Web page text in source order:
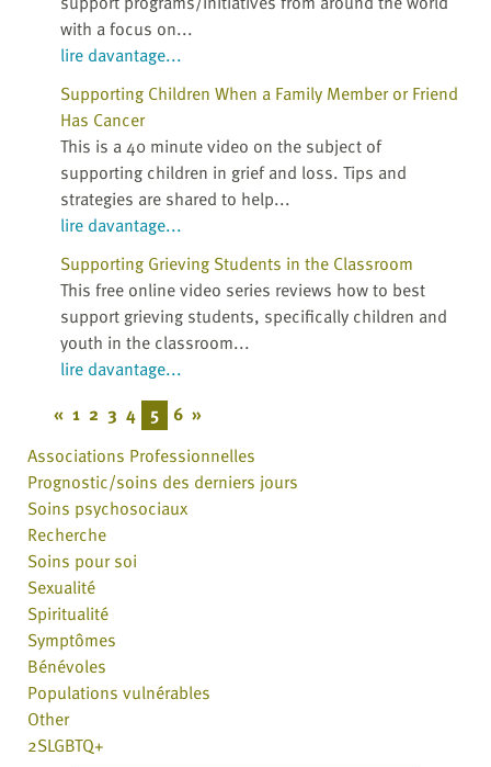
with a focus on...
lire davantage...
Supporting Children When a Family Member or Friend
Has Cancer
This is a 40 minute video on the subject of
supporting children in grief and loss. Tips and
strategies are shared to help...
lire davantage...
Supporting Grieving Students in the Classroom
This free online video series reviews how to best
support grieving students, specifically children and
youth in the classroom...
lire davantage...
« 1 2 3 4 5 6 »
Associations Professionnelles
Prognostic/soins des derniers jours
Soins psychosociaux
Recherche
Soins pour soi
Sexualité
Spiritualité
Symptômes
Bénévoles
Populations vulnérables
Other
2SLGBTQ+